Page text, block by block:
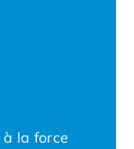
la force